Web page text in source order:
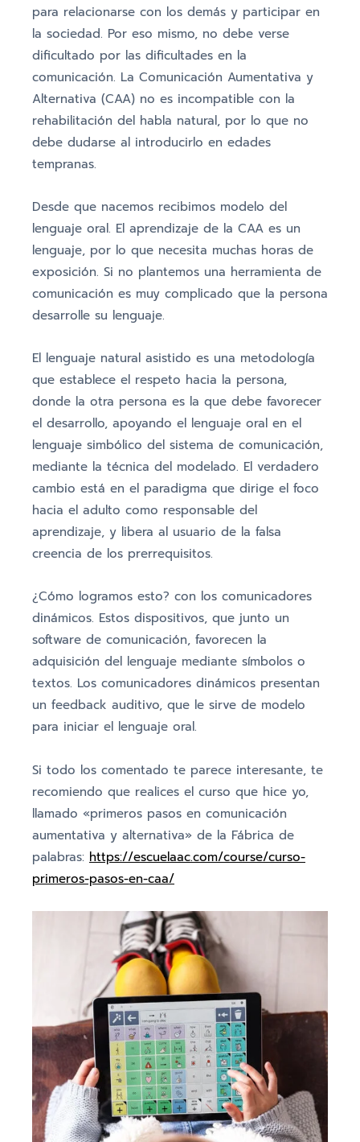
para relacionarse con los demás y participar en
la sociedad. Por eso mismo, no debe verse
dificultado por las dificultades en la
comunicación. La Comunicación Aumentativa y
Alternativa (CAA) no es incompatible con la
rehabilitación del habla natural, por lo que no
debe dudarse al introducirlo en edades
tempranas.
Desde que nacemos recibimos modelo del
lenguaje oral. El aprendizaje de la CAA es un
lenguaje, por lo que necesita muchas horas de
exposición. Si no plantemos una herramienta de
comunicación es muy complicado que la persona
desarrolle su lenguaje.
El lenguaje natural asistido es una metodología
que establece el respeto hacia la persona,
donde la otra persona es la que debe favorecer
el desarrollo, apoyando el lenguaje oral en el
lenguaje simbólico del sistema de comunicación,
mediante la técnica del modelado. El verdadero
cambio está en el paradigma que dirige el foco
hacia el adulto como responsable del
aprendizaje, y libera al usuario de la falsa
creencia de los prerrequisitos.
¿Cómo logramos esto? con los comunicadores
dinámicos. Estos dispositivos, que junto un
software de comunicación, favorecen la
adquisición del lenguaje mediante símbolos o
textos. Los comunicadores dinámicos presentan
un feedback auditivo, que le sirve de modelo
para iniciar el lenguaje oral.
Si todo los comentado te parece interesante, te
recomiendo que realices el curso que hice yo,
llamado «primeros pasos en comunicación
aumentativa y alternativa» de la Fábrica de
palabras: https://escuelaac.com/course/curso-
primeros-pasos-en-caa/